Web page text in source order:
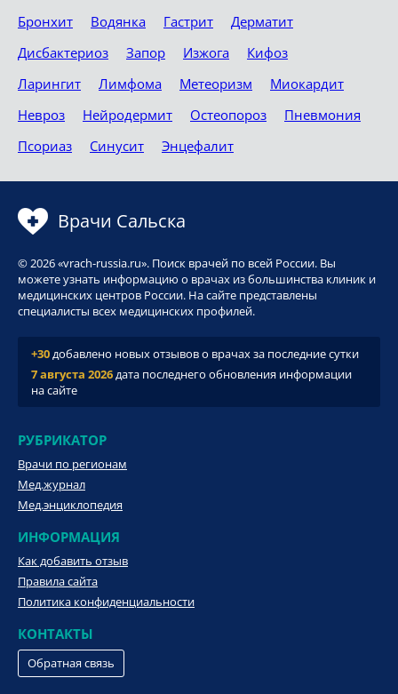
Бронхит
Водянка Гастрит
Дерматит
Дисбактериоз
Запор Изжога
Кифоз
Ларингит
Лимфома Метеоризм
Миокардит
Невроз
Нейродермит Остеопороз
Пневмония
Псориаз
Синусит Энцефалит
Врачи Сальска
© 2026 «vrach-russia.ru». Поиск врачей по всей России. Вы
можете узнать информацию о врачах из большинства клиник и
медицинских центров России. На сайте представлены
специалисты всех медицинских профилей.
+30добавлено новых отзывов о врачах за последние сутки
7 августа 2026дата последнего обновления информации
на сайте
РУБРИКАТОР
Врачи по регионам
Мед.журнал
Мед.энциклопедия
ИНФОРМАЦИЯ
Как добавить отзыв
Правила сайта
Политика конфиденциальности
КОНТАКТЫ
Обратная связь